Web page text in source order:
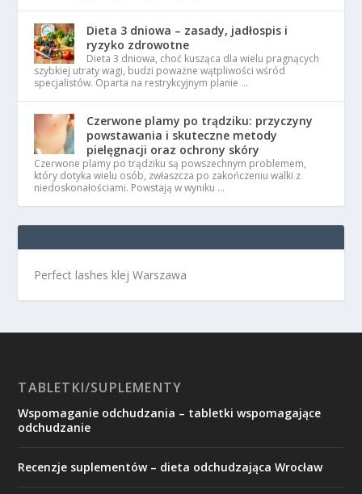
Dieta 3 dniowa – zasady, jadłospis i
ryzyko zdrowotne
Dieta 3 dniowa, choć kusząca dla wielu pragnących
szybkiej utraty wagi, budzi poważne wątpliwości wśród
specjalistów. Oparta na restrykcyjnym planie …
Czerwone plamy po trądziku: przyczyny
powstawania i skuteczne metody
pielęgnacji oraz ochrony skóry
Czerwone plamy po trądziku są powszechnym problemem,
który dotyka wielu osób, zwłaszcza po zakończeniu walki z
niedoskonałościami. Powstają w wyniku …
Perfect lashes klej Warszawa
TABLETKI/SUPLEMENTY
Wspomaganie odchudzania – tabletki wspomagające
odchudzanie
Recenzje suplementów – dieta odchudzająca Wrocław